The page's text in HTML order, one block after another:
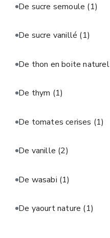
De sucre semoule (1)
De sucre vanillé (1)
De thon en boite naturel
De thym (1)
De tomates cerises (1)
De vanille (2)
De wasabi (1)
De yaourt nature (1)